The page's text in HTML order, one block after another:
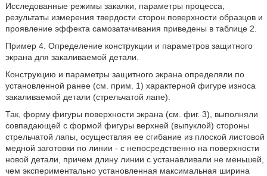
Исследованные режимы закалки, параметры процесса,
результаты измерения твердости сторон поверхности образцов и
проявление эффекта самозатачивания приведены в таблице 2.
Пример 4. Определение конструкции и параметров защитного
экрана для закаливаемой детали.
Конструкцию и параметры защитного экрана определяли по
установленной ранее (см. прим. 1) характерной фигуре износа
закаливаемой детали (стрельчатой лапе).
Так, форму фигуры поверхности экрана (см. фиг. 3), выполняли
совпадающей с формой фигуры верхней (выпуклой) стороны
стрельчатой лапы, осуществляя ее сгибание из плоской листовой
медной заготовки по линии - с непосредственно на поверхности
новой детали, причем длину линии с устанавливали не меньшей,
чем экспериментально установленная максимальная ширина